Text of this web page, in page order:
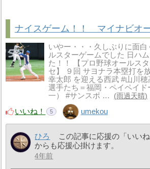
いやー・・・久しぶりに面
ルスターゲームでした 日ハ
た！！ 【プロ野球オールス
セ】 ９回 サヨナラ本塁打を
幸太郎 を迎える西武 #山川
選手たち＝福岡・ペイペイ
一） #サンスポ …
雨過天晴
いいね！ 5 umekou
ひろ
この記事に応援の「いい
からも応援心掛けます。
4年前